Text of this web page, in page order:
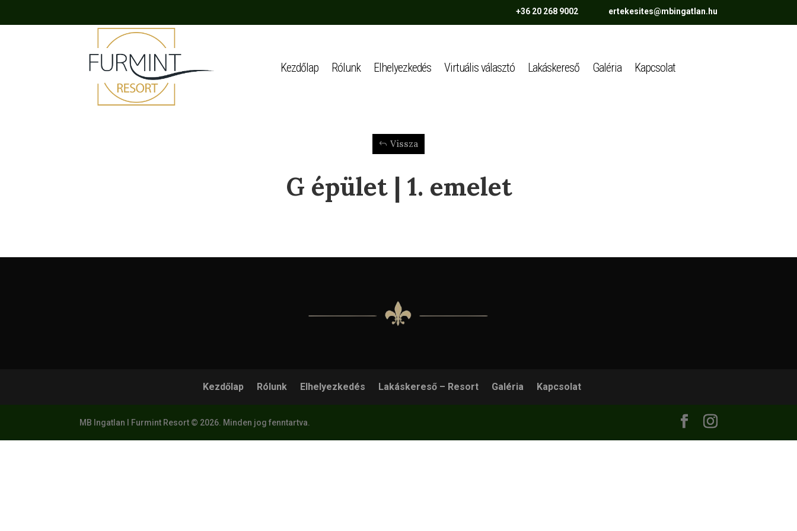
+36 20 268 9002 ertekesites@mbingatlan.hu
Kezdőlap Rólunk Elhelyezkedés Virtuális választó Lakáskereső Galéria Kapcsolat
Vissza
G épület | 1. emelet
Kezdőlap Rólunk Elhelyezkedés Lakáskereső – Resort Galéria Kapcsolat
MB Ingatlan I Furmint Resort © 2026. Minden jog fenntartva.